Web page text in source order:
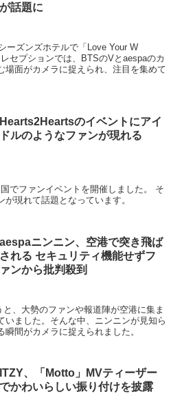
が話題に
ーズンズホテルで「Love Your W
セプションでは、BTSのVとaespaのカ
場面がカメラに捉えられ、注目を集めて
Hearts2Heartsのイベントにアイ
ドルのようなファンが現れる
でファンイベントを開催しました。 そ
現れて話題となっています。
aespaニンニン、空港で突き飛ば
される セキュリティ機能せずフ
ァンから批判殺到
、大勢のファンや報道陣が空港に集ま
いました。そんな中、ニンニンが見知ら
間がカメラに捉えられました。
ITZY、「Motto」MVティーザー
でかわいらしい振り付けを披露